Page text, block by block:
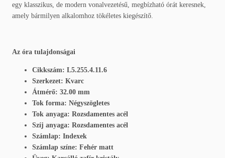
egy klasszikus, de modern vonalvezetésű, megbízható órát keresnek,
amely bármilyen alkalomhoz tökéletes kiegészítő.
Az óra tulajdonságai
Cikkszám: L5.255.4.11.6
Szerkezet: Kvarc
Átmérő: 32.00 mm
Tok forma: Négyszögletes
Tok anyaga: Rozsdamentes acél
Szíj anyaga: Rozsdamentes acél
Számlap: Indexek
Számlap színe: Fehér matt